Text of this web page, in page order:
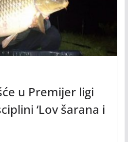
u Premijer ligi
‘Lov šarana i